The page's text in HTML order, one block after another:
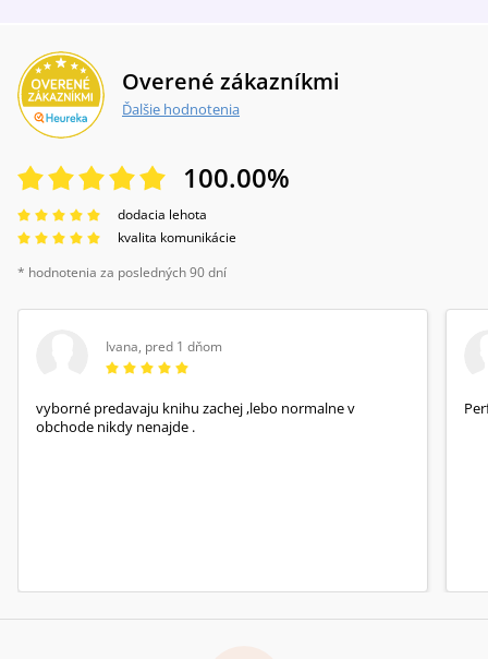
Overené zákazníkmi
Ďalšie hodnotenia
100.00%
dodacia lehota
kvalita komunikácie
* hodnotenia za posledných 90 dní
Ivana, pred 1 dňom
vyborné predavaju knihu zachej ,lebo normalne v
obchode nikdy nenajde .